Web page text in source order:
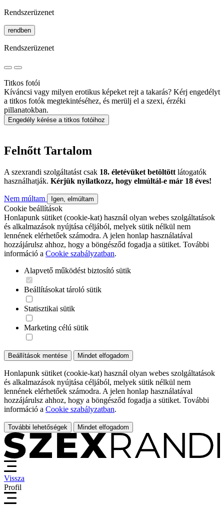
Rendszerüzenet
rendben
Rendszerüzenet
Titkos fotói
Kíváncsi vagy milyen erotikus képeket rejt a takarás? Kérj engedélyt
a titkos fotók megtekintéséhez, és merülj el a szexi, érzéki
pillanatokban.
Engedély kérése a titkos fotóihoz
Felnőtt Tartalom
A szexrandi szolgáltatást csak 18. életévüket betöltött látogatók
használhatják. Kérjük nyilatkozz, hogy elmúltál-e már 18 éves!
Nem múltam Igen, elmúltam
Cookie beállítások
Honlapunk sütiket (cookie-kat) használ olyan webes szolgáltatások
és alkalmazások nyújtása céljából, melyek sütik nélkül nem
lennének elérhetőek számodra. A jelen honlap használatával
hozzájárulsz ahhoz, hogy a böngésződ fogadja a sütiket. További
információ a Cookie szabályzatban.
Alapvető működést biztosító sütik
Beállításokat tároló sütik
Statisztikai sütik
Marketing célú sütik
Beállítások mentése Mindet elfogadom
Honlapunk sütiket (cookie-kat) használ olyan webes szolgáltatások
és alkalmazások nyújtása céljából, melyek sütik nélkül nem
lennének elérhetőek számodra. A jelen honlap használatával
hozzájárulsz ahhoz, hogy a böngésződ fogadja a sütiket. További
információ a Cookie szabályzatban.
További lehetőségek Mindet elfogadom
Vissza
Profil